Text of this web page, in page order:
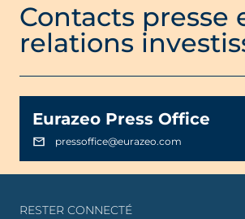
Contacts presse
relations
Eurazeo Press Office
pressoffice@eurazeo.com
RESTER CONNECTÉ